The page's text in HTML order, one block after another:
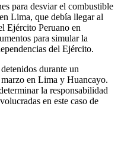
para desviar el combustible
Lima, que debía llegar al
Ejército Peruano en
para simular la
del Ejército.
durante un
en Lima y Huancayo.
la responsabilidad
en este caso de